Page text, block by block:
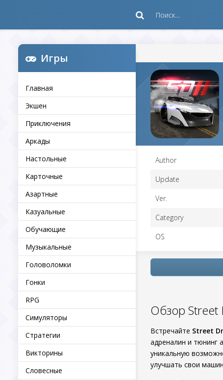
Игры
Главная
Экшен
Приключения
Аркады
Настольные
Карточные
Азартные
Казуальные
Обучающие
Музыкальные
Головоломки
Гонки
RPG
Симуляторы
Стратегии
Викторины
Словесные
Author
Update
Ver.
Category
OS
Обзор Street
Встречайте Street
адреналин и тюнинг
уникальную
улучшать свои